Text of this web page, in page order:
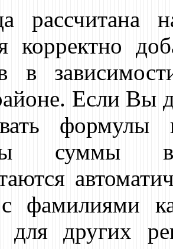
корректно
в
Если Вы
формулы
суммы в
фамилиями
для других